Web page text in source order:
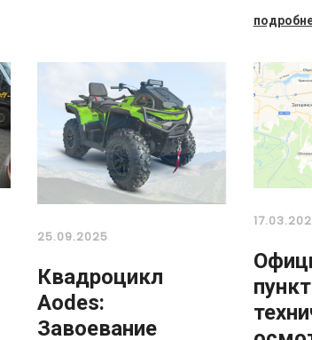
25.09.2025
Квадроцикл
Aodes:
Завоевание
пункт